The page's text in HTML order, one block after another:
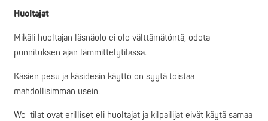
Huoltajat
Mikäli huoltajan läsnäolo ei ole välttämätöntä, odota
punnituksen ajan lämmittelytilassa.
Käsien pesu ja käsidesin käyttö on syytä toistaa
mahdollisimman usein.
Wc-tilat ovat erilliset eli huoltajat ja kilpailijat eivät käytä samaa